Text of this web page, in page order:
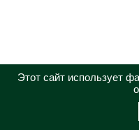
Этот сайт использует